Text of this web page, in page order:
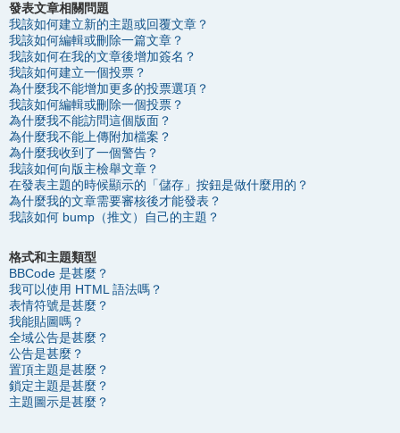
發表文章相關問題
我該如何建立新的主題或回覆文章？
我該如何編輯或刪除一篇文章？
我該如何在我的文章後增加簽名？
我該如何建立一個投票？
為什麼我不能增加更多的投票選項？
我該如何編輯或刪除一個投票？
為什麼我不能訪問這個版面？
為什麼我不能上傳附加檔案？
為什麼我收到了一個警告？
我該如何向版主檢舉文章？
在發表主題的時候顯示的「儲存」按鈕是做什麼用的？
為什麼我的文章需要審核後才能發表？
我該如何 bump（推文）自己的主題？
格式和主題類型
BBCode 是甚麼？
我可以使用 HTML 語法嗎？
表情符號是甚麼？
我能貼圖嗎？
全域公告是甚麼？
公告是甚麼？
置頂主題是甚麼？
鎖定主題是甚麼？
主題圖示是甚麼？